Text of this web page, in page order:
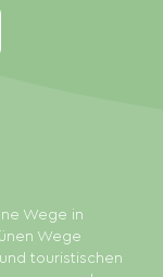
Wege in
Wege
touristischen